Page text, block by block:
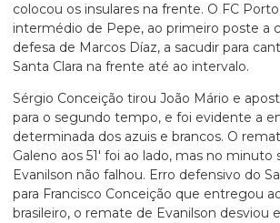
colocou os insulares na frente. O FC
intermédio de Pepe, ao primeiro poste a
defesa de Marcos Díaz, a sacudir para
Santa Clara na frente até ao intervalo.
Sérgio Conceição tirou João Mário e
para o segundo tempo, e foi evidente a
determinada dos azuis e brancos. O
Galeno aos 51′ foi ao lado, mas no minuto
Evanilson não falhou. Erro defensivo do
para Francisco Conceição que entregou
brasileiro, o remate de Evanilson desviou